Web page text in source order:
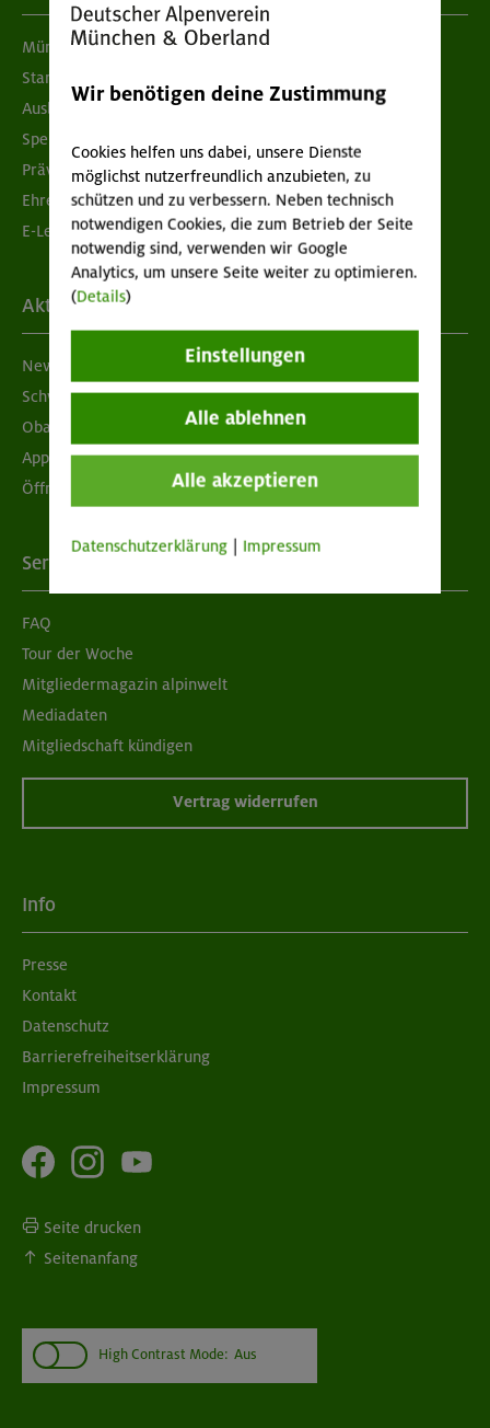
München & Oberland
Standorte
Ausbildung & Jobs
Spenden
Prävention sexualisierter Gewalt
Ehrenamtsbörse
E-Learning
Aktuelles
Newsletter
Schwarzes Brett
Obacht geben!
App "Mein DAV+"
Öffnungszeiten
Services
FAQ
Tour der Woche
Mitgliedermagazin alpinwelt
Mediadaten
Mitgliedschaft kündigen
Vertrag widerrufen
Info
Presse
Kontakt
Datenschutz
Barrierefreiheitserklärung
Impressum
Seite drucken
Seitenanfang
High Contrast Mode: Aus
Wir benötigen deine Zustimmung
Cookies helfen uns dabei, unsere Dienste
möglichst nutzerfreundlich anzubieten, zu
schützen und zu verbessern. Neben technisch
notwendigen Cookies, die zum Betrieb der Seite
notwendig sind, verwenden wir Google
Analytics, um unsere Seite weiter zu optimieren.
(Details)
Einstellungen
Alle ablehnen
Alle akzeptieren
Datenschutzerklärung Impressum